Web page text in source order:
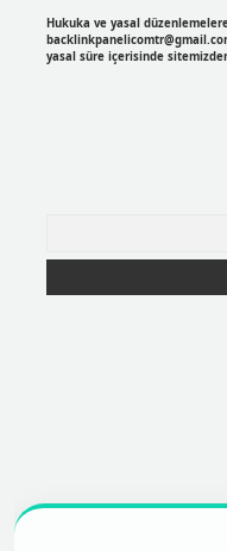
Hukuka ve yasal
yasal süre içerisinde